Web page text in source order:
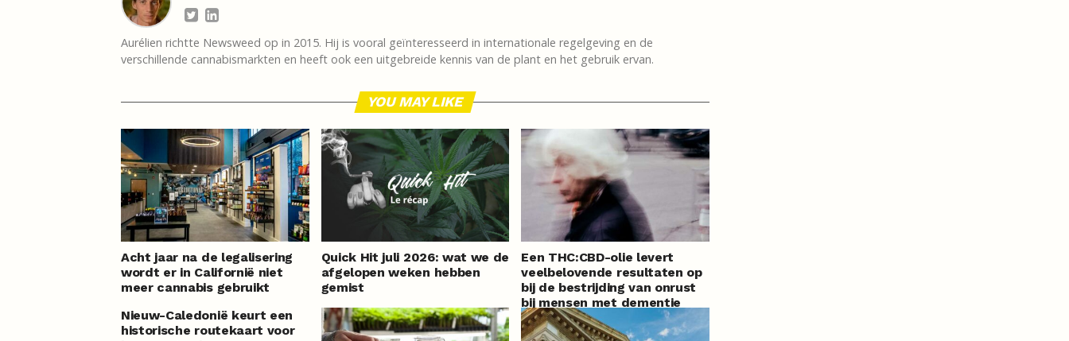
Aurélien richtte Newsweed op in 2015. Hij is vooral geïnteresseerd in internationale regelgeving en de
verschillende cannabismarkten en heeft ook een uitgebreide kennis van de plant en het gebruik ervan.
YOU MAY LIKE
Acht jaar na de legalisering
wordt er in Californië niet
meer cannabis gebruikt
Quick Hit juli 2026: wat we de
afgelopen weken hebben
gemist
Een THC:CBD-olie levert
veelbelovende resultaten op
bij de bestrijding van onrust
bij mensen met dementie
Nieuw-Caledonië keurt een
historische routekaart voor